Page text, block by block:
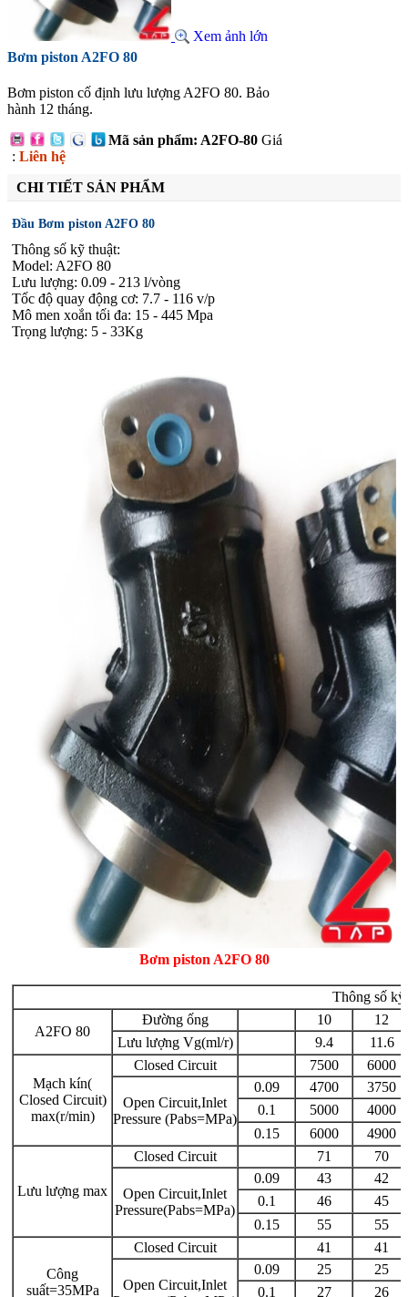
Xem ảnh lớn
Bơm piston A2FO 80
Bơm piston cố định lưu lượng A2FO 80. Bảo
hành 12 tháng.
Mã sản phẩm: A2FO-80 Giá
: Liên hệ
CHI TIẾT SẢN PHẨM
Đầu Bơm piston A2FO 80
Thông số kỹ thuật:
Model: A2FO 80
Lưu lượng: 0.09 - 213 l/vòng
Tốc độ quay động cơ: 7.7 - 116 v/p
Mô men xoắn tối đa: 15 - 445 Mpa
Trọng lượng: 5 - 33Kg
Bơm piston A2FO 80
Thông số
A2FO 80
Đường ống 10
12
Lưu lượng Vg(ml/r)
9.4 11.6
Mạch kín(
Closed Circuit)
max(r/min)
Closed Circuit 7500 6000
Open Circuit,Inlet
Pressure (Pabs=MPa)
0.09 4700
3750
0.1
5000
4000
0.15
6000 4900
Lưu lượng max
Closed Circuit 71 70
Open Circuit,Inlet
Pressure(Pabs=MPa)
0.09 43
42
0.1
46
45
0.15
55 55
Công
suất=35MPa
Closed Circuit 41 41
Open Circuit,Inlet
0.09 25
25
0.1
27 26